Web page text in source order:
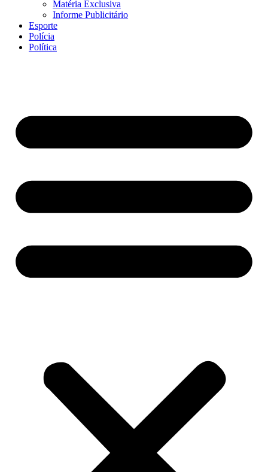
Matéria Exclusiva
Informe Publicitário
Esporte
Polícia
Política